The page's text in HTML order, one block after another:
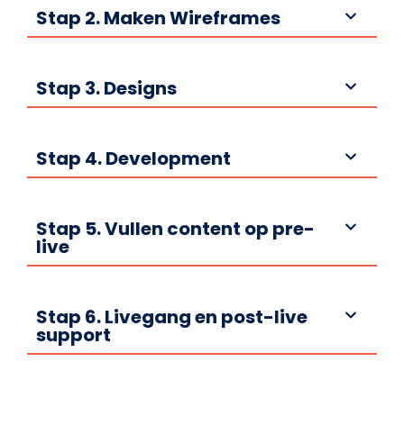
Stap 2. Maken Wireframes
Stap 3. Designs
Stap 4. Development
Stap 5. Vullen content op pre-
live
Stap 6. Livegang en post-live
support